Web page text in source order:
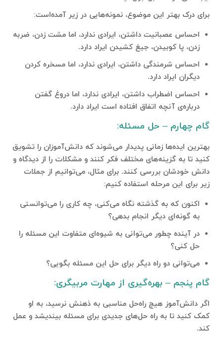
برای درک بهتر این موضوع، نمونه‌هایی در زیر آمده‌است:
احساس عصبانیت داشتن، ایرادی ندارد، اما مشت زدن، ضربه‌
زدن، پا کوبیدن، جیغ‌ کشیدن ایراد دارد.
احساس شرمندگی‌ داشتن، ایرادی ندارد، اما مسخره‌ کردن
دیگران ایراد دارد.
احساس اضطراب داشتن، ایرادی ندارد، اما دروغ گفتن
درباره‌ی آنچه اتفاق افتاده‌ است ایراد دارد.
گام چهارم – حل مسئله:
بهترین ایده‌ها زمانی پدیدار می‌شوند که دانش‌آموزان را تشویق
کنید تا به گزینه‌های مختلف فکر کنند و مشکلات را از دیدگاه و
دانش خودشان بررسی کنند. برای مثال، می‌توانیم از جملات
زیر برای این مرحله استفاده کنیم:
اکنون که به گذشته نگاه می‌کنی، چه کاری را می‌توانستی
به گونه‌­ای دیگر انجام بدهی؟
در آینده چطور می‌توانی به شیوه‌ای متفاوت این مسئله را
حل کنی؟
می‌توانی دو راه دیگر برای حل این مسئله بگویی؟
گام پنجم – بهره‌گیری از مهارت مربیگری:
اگر دانش‌آموز هیچ راه‌حل مناسبی به ذهنش نرسید، به او
کمک کنید تا به راه حل‌های جدیدی برای مسئله بیندیشد و عمل
کند.